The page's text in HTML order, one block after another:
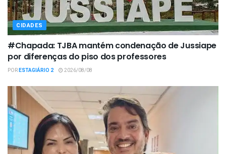
CIDADES
#Chapada: TJBA mantém condenação de Jussiape
por diferenças do piso dos professores
PORESTAGIÁRIO 2 2026/08/08